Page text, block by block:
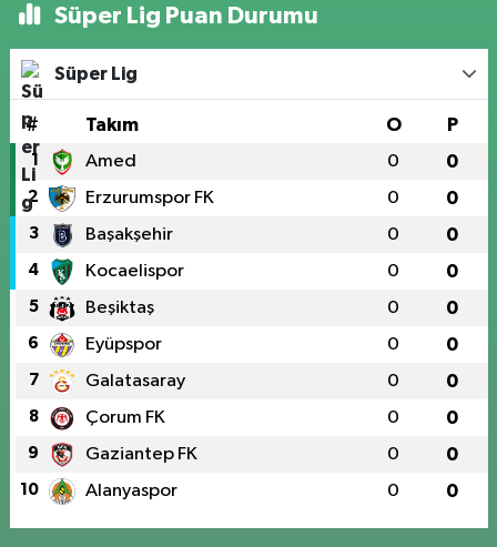
Süper Lig Puan Durumu
Süper Lig
# Takım O P
1 Amed 0 0
2 Erzurumspor FK 0 0
3 Başakşehir 0 0
4 Kocaelispor 0 0
5 Beşiktaş 0 0
6 Eyüpspor 0 0
7 Galatasaray 0 0
8 Çorum FK 0 0
9 Gaziantep FK 0 0
10 Alanyaspor 0 0